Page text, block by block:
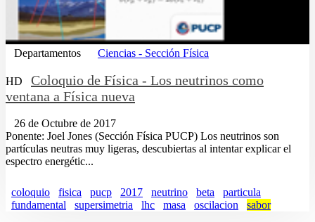
Departamentos Ciencias - Sección Física
HD
Coloquio de Física - Los neutrinos como
ventana a Física nueva
26 de Octubre de 2017
Ponente: Joel Jones (Sección Física PUCP) Los neutrinos son
partículas neutras muy ligeras, descubiertas al intentar explicar el
espectro energétic...
coloquio fisica pucp 2017 neutrino beta
particula
fundamental
supersimetria lhc masa oscilacion sabor